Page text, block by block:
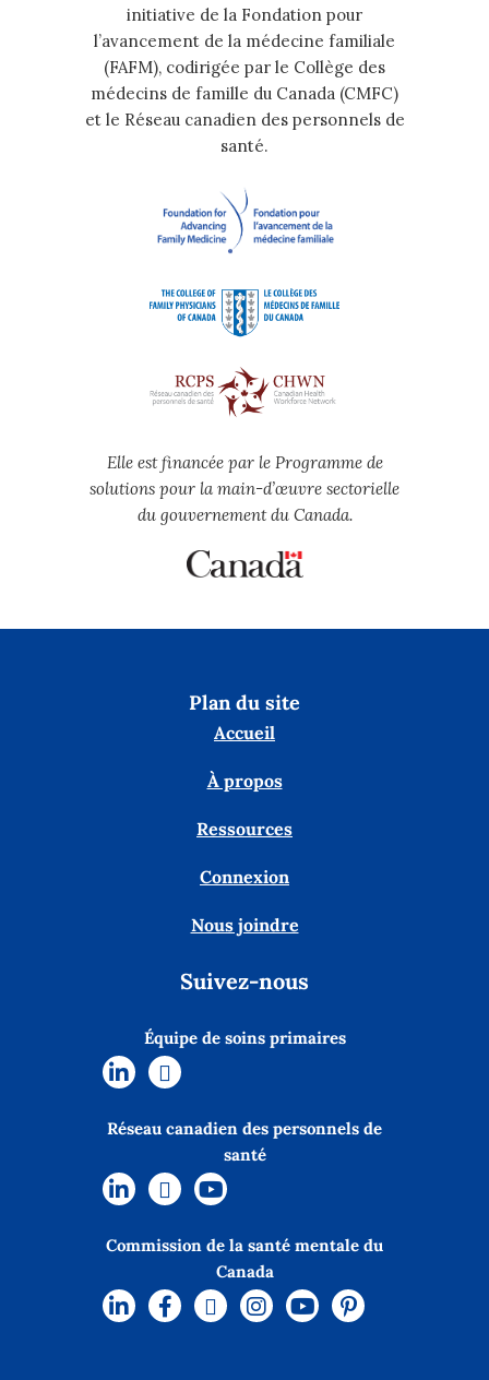
initiative de la Fondation pour
l’avancement de la médecine familiale
(FAFM), codirigée par le Collège des
médecins de famille du Canada (CMFC)
et le Réseau canadien des personnels de
santé.
Elle est financée par le Programme de
solutions pour la main-d’œuvre sectorielle
du gouvernement du Canada.
Plan du site
Accueil
À propos
Ressources
Connexion
Nous joindre
Suivez-nous
Équipe de soins primaires
Réseau canadien des personnels de
santé
Commission de la santé mentale du
Canada